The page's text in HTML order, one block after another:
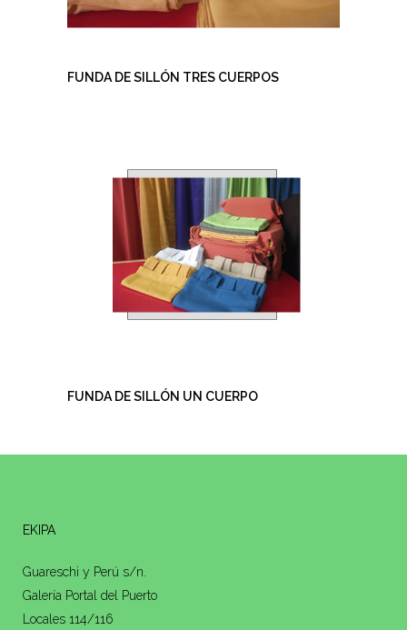
FUNDA DE SILLÓN TRES CUERPOS
FUNDA DE SILLÓN UN CUERPO
EKIPA
Guareschi y Perú s/n.
Galería Portal del Puerto
Locales 114/116